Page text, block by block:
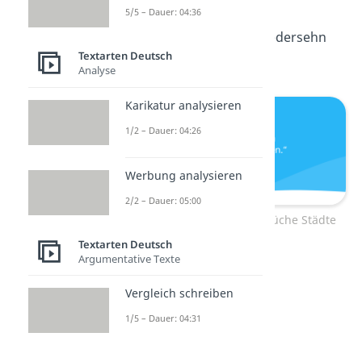
Paris, Athen auf Wiedersehn
Lustige Tschüss-Sprüche Städte
Goodbayern
Ciaodi Arabien
5/5 – Dauer: 04:36
Textarten Deutsch
Analyse
Karikatur analysieren
1/2 – Dauer: 04:26
Werbung analysieren
2/2 – Dauer: 05:00
Textarten Deutsch
Argumentative Texte
Vergleich schreiben
1/5 – Dauer: 04:31